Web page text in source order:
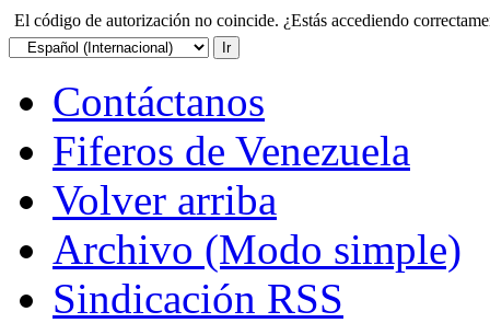
El código de autorización no coincide. ¿Estás accediendo
Contáctanos
Fiferos de Venezuela
Volver arriba
Archivo (Modo simple)
Sindicación RSS